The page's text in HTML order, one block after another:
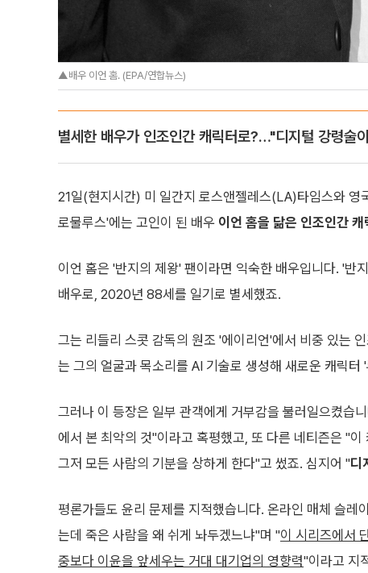
▲배우 이언 홈. (EPA/연합뉴스)
별세한 배우가 인조인간 캐릭터로?…"디지털 강령술
21일(현지시간) 미 일간지 로스앤젤레스(LA)타임스와
로물루스'에는 고인이 된 배우 이언 홈을 닮은 인조인간 캐
이언 홈은 '반지의 제왕' 팬이라면 익숙한 배우입니다. '반
배우로, 2020년 88세를 일기로 별세했죠.
그는 리들리 스콧 감독의 원조 '에이리언'에서 비중 있는
는 그의 얼굴과 목소리를 AI 기술로 생성해 새로운 캐릭터
그러나 이 등장은 일부 관객에게 거부감을 불러일으켰습
에서 본 최악의 것"이라고 혹평했고, 또 다른 네티즌은 "
그저 모든 사람의 기분을 상하게 한다"고 썼죠. 심지어 "디
평론가들도 윤리 문제를 지적했습니다. 온라인 매체 슬
는데 죽은 사람을 왜 쉬게 놔두겠느냐"며 "이 시리즈에서
중보다 이윤을 앞세우는 거대 대기업의 영향력"이라고 지